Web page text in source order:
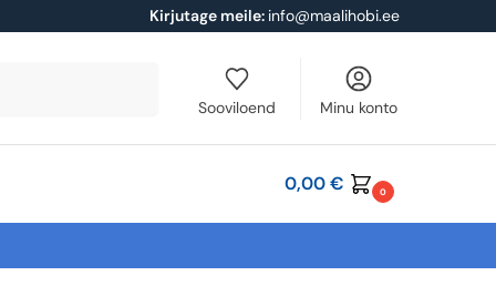
Kirjutage meile: info@maalihobi.ee
Sooviloend Minu konto
0,00€ 0